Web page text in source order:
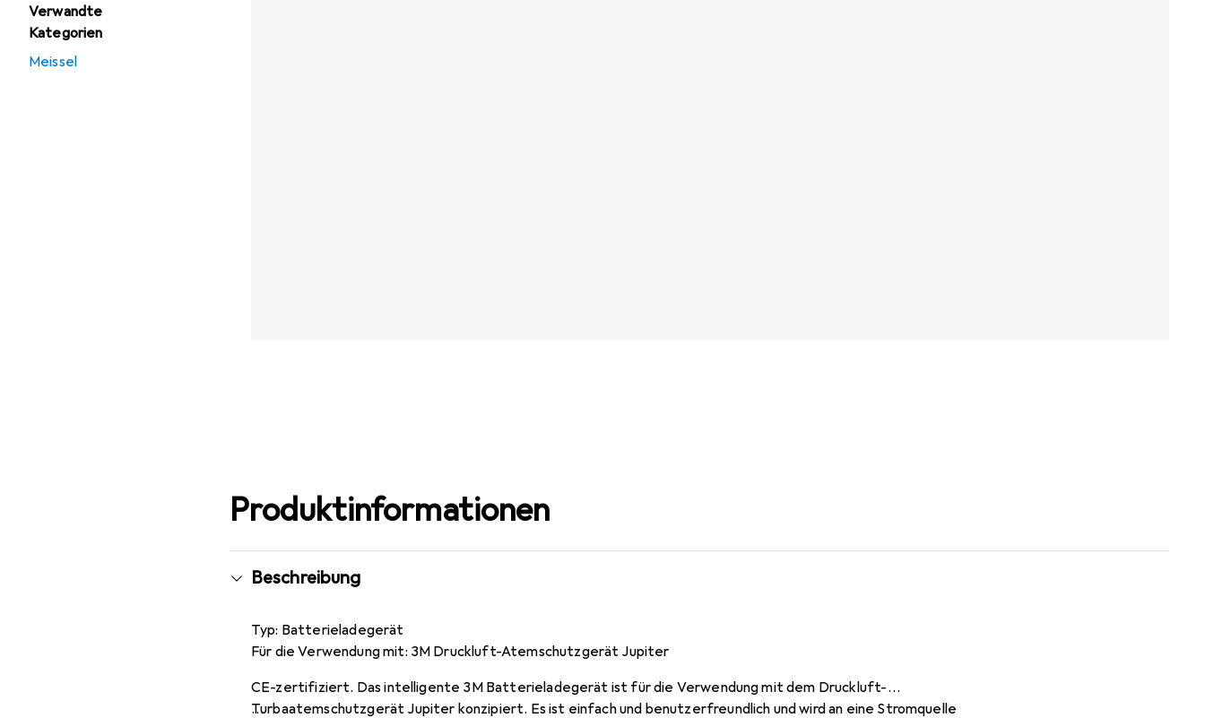
Verwandte
Kategorien
Meissel
Produktinformationen
Beschreibung
Typ: Batterieladegerät
Für die Verwendung mit: 3M Druckluft-Atemschutzgerät Jupiter
CE-zertifiziert. Das intelligente 3M Batterieladegerät ist für die Verwendung mit dem Druckluft-
Turbaatemschutzgerät Jupiter konzipiert. Es ist einfach und benutzerfreundlich und wird an eine Stromquelle